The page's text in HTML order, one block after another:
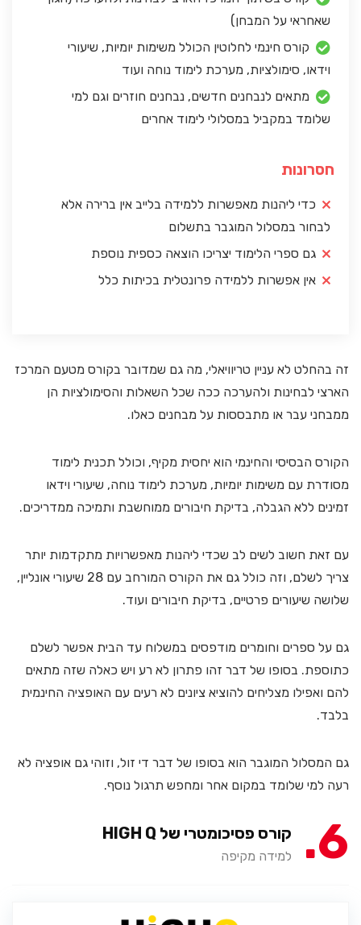
שאחראי על המבחן)
קורס חינמי לחלוטין הכולל משימות יומיות, שיעורי
וידאו, סימולציות, מערכת לימוד נוחה ועוד
מתאים לנבחנים חדשים, נבחנים חוזרים וגם למי
שלומד במקביל במסלולי לימוד אחרים
חסרונות
כדי ליהנות מאפשרות ללמידה בלייב אין ברירה אלא
לבחור במסלול המוגבר בתשלום
גם ספרי הלימוד יצריכו הוצאה כספית נוספת
אין אפשרות ללמידה פרונטלית בכיתות כלל
זה בהחלט לא עניין טריוויאלי, מה גם שמדובר בקורס מטעם המרכז
הארצי לבחינות ולהערכה ככה שכל השאלות והסימולציות הן
ממבחני עבר או מתבססות על מבחנים כאלו.
הקורס הבסיסי והחינמי הוא יחסית מקיף, וכולל תכנית לימוד
מסודרת עם משימות יומיות, מערכת לימוד נוחה, שיעורי וידאו
זמינים ללא הגבלה, בדיקת חיבורים ממוחשבת ותמיכה ממדריכים.
עם זאת חשוב לשים לב שכדי ליהנות מאפשרויות מתקדמות יותר
צריך לשלם, וזה כולל גם את הקורס המורחב עם 28 שיעורי אונליין,
שלושה שיעורים פרטיים, בדיקת חיבורים ועוד.
גם על ספרים וחומרים מודפסים במשלוח עד הבית אפשר לשלם
כתוספת. בסופו של דבר זהו פתרון לא רע ויש כאלה שזה מתאים
להם ואפילו מצליחים להוציא ציונים לא רעים עם האופציה החינמית
בלבד.
גם המסלול המוגבר הוא בסופו של דבר די זול, וזוהי גם אופציה לא
רעה למי שלומד במקום אחר ומחפש תרגול נוסף.
6 קורס פסיכומטרי של HIGH Q
למידה מקיפה